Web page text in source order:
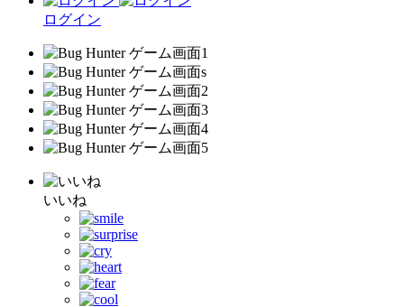
ログイン
いいね